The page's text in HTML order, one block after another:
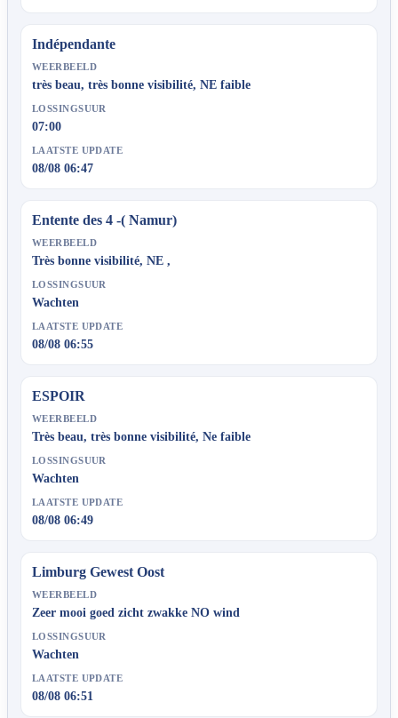
Indépendante
WEERBEELD
très beau, très bonne visibilité, NE faible
LOSSINGSUUR
07:00
LAATSTE UPDATE
08/08 06:47
Entente des 4 -( Namur)
WEERBEELD
Très bonne visibilité, NE ,
LOSSINGSUUR
Wachten
LAATSTE UPDATE
08/08 06:55
ESPOIR
WEERBEELD
Très beau, très bonne visibilité, Ne faible
LOSSINGSUUR
Wachten
LAATSTE UPDATE
08/08 06:49
Limburg Gewest Oost
WEERBEELD
Zeer mooi goed zicht zwakke NO wind
LOSSINGSUUR
Wachten
LAATSTE UPDATE
08/08 06:51